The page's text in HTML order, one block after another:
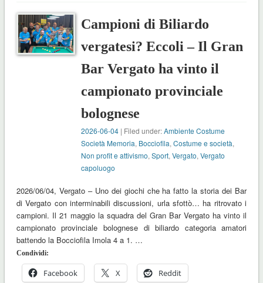
Campioni di Biliardo
vergatesi? Eccoli – Il Gran
Bar Vergato ha vinto il
campionato provinciale
bolognese
2026-06-04 | Filed under:Ambiente Costume
Società Memoria, Bocciofila,Costume e società,
Non profit e attivismo,Sport,Vergato,Vergato
capoluogo
2026/06/04, Vergato – Uno dei giochi che ha fatto la storia dei Bar
di Vergato con interminabili discussioni, urla sfottò… ha ritrovato i
campioni. Il 21 maggio la squadra del Gran Bar Vergato ha vinto il
campionato provinciale bolognese di biliardo categoria amatori
battendo la Bocciofila Imola 4 a 1. …
Condividi:
Facebook X Reddit